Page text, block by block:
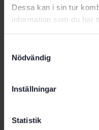
Dessa kan i sin tur
information som du har
Nödvändig
Inställningar
Statistik